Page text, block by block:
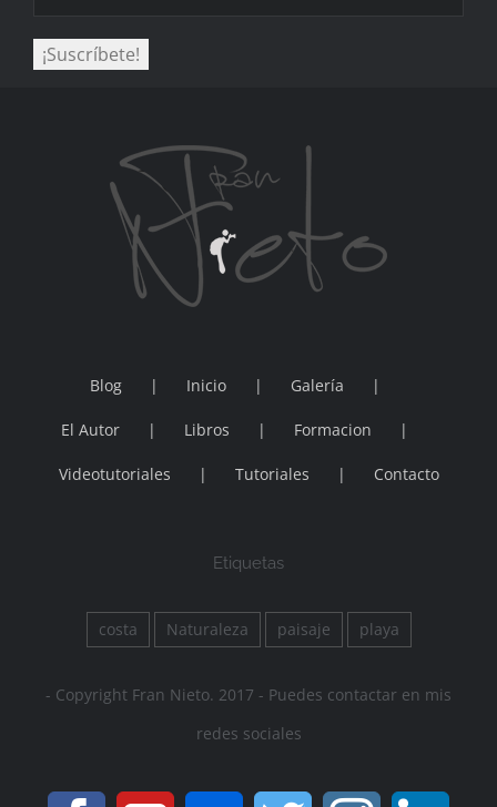
Blog Inicio Galería
El Autor Libros Formacion
Videotutoriales Tutoriales Contacto
Etiquetas
costa Naturaleza paisaje playa
- Copyright Fran Nieto. 2017 - Puedes contactar en mis
redes sociales